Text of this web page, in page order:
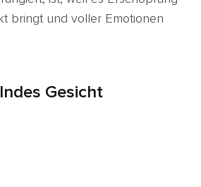
bringt und voller Emotionen
Gesicht